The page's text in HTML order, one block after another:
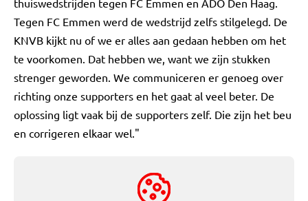
thuiswedstrijden tegen FC Emmen en ADO Den Haag.
Tegen FC Emmen werd de wedstrijd zelfs stilgelegd. De
KNVB kijkt nu of we er alles aan gedaan hebben om het
te voorkomen. Dat hebben we, want we zijn stukken
strenger geworden. We communiceren er genoeg over
richting onze supporters en het gaat al veel beter. De
oplossing ligt vaak bij de supporters zelf. Die zijn het beu
en corrigeren elkaar wel."